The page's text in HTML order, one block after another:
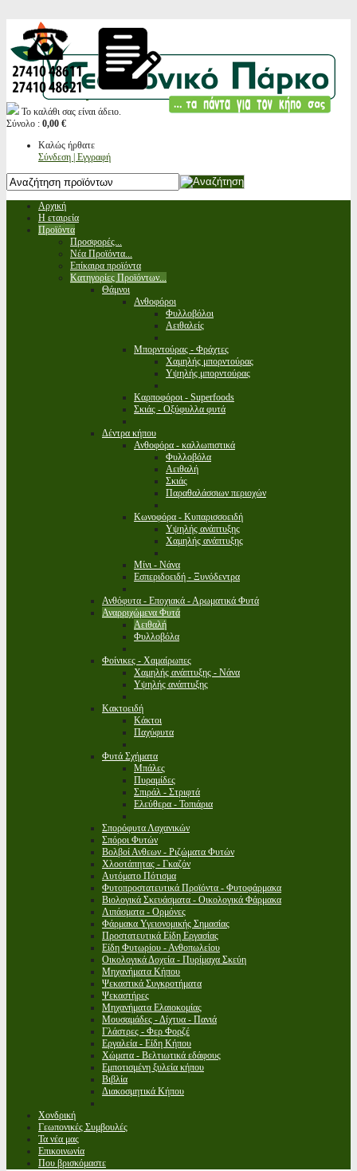
Το καλάθι σας είναι άδειο.
Σύνολο : 0,00 €
Καλώς ήρθατε
Σύνδεση | Εγγραφή
Αρχική
Η εταιρεία
Προϊόντα
Προσφορές...
Νέα Προϊόντα...
Επίκαιρα προϊόντα
Κατηγορίες Προϊόντων...
Θάμνοι
Ανθοφόροι
Φυλλοβόλοι
Αειθαλείς
Μπορντούρας - Φράχτες
Χαμηλής μπορντούρας
Υψηλής μπορντούρας
Καρποφόροι - Superfoods
Σκιάς - Οξύφυλλα φυτά
Δέντρα κήπου
Ανθοφόρα - καλλωπιστικά
Φυλλοβόλα
Αειθαλή
Σκιάς
Παραθαλάσσιων περιοχών
Κωνοφόρα - Κυπαρισσοειδή
Υψηλής ανάπτυξης
Χαμηλής ανάπτυξης
Μίνι - Νάνα
Εσπεριδοειδή - Ξυνόδεντρα
Ανθόφυτα - Εποχιακά - Αρωματικά Φυτά
Αναρριχώμενα Φυτά
Αειθαλή
Φυλλοβόλα
Φοίνικες - Χαμαίρωπες
Χαμηλής ανάπτυξης - Νάνα
Υψηλής ανάπτυξης
Κακτοειδή
Κάκτοι
Παχύφυτα
Φυτά Σχήματα
Μπάλες
Πυραμίδες
Σπιράλ - Στριφτά
Ελεύθερα - Τοπιάρια
Σπορόφυτα Λαχανικών
Σπόροι Φυτών
Βολβοί Ανθεων - Ριζώματα Φυτών
Χλοοτάπητας - Γκαζόν
Αυτόματο Πότισμα
Φυτοπροστατευτικά Προϊόντα - Φυτοφάρμακα
Βιολογικά Σκευάσματα - Οικολογικά Φάρμακα
Λιπάσματα - Ορμόνες
Φάρμακα Υγειονομικής Σημασίας
Προστατευτικά Είδη Εργασίας
Είδη Φυτωρίου - Ανθοπωλείου
Οικολογικά Δοχεία - Πυρίμαχα Σκεύη
Μηχανήματα Κήπου
Ψεκαστικά Συγκροτήματα
Ψεκαστήρες
Μηχανήματα Ελαιοκομίας
Μουσαμάδες - Δίχτυα - Πανιά
Γλάστρες - Φερ Φορζέ
Εργαλεία - Είδη Κήπου
Χώματα - Βελτιωτικά εδάφους
Εμποτισμένη ξυλεία κήπου
Βιβλία
Διακοσμητικά Κήπου
Χονδρική
Γεωπονικές Συμβουλές
Τα νέα μας
Επικοινωνία
Που βρισκόμαστε